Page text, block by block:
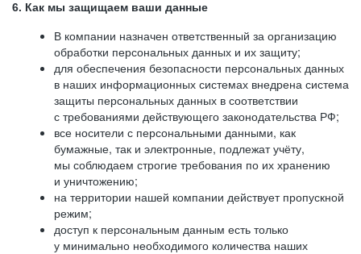
6. Как мы защищаем ваши данные
В компании назначен ответственный за организацию
обработки персональных данных и их защиту;
для обеспечения безопасности персональных данных
в наших информационных системах внедрена система
защиты персональных данных в соответствии
с требованиями действующего законодательства РФ;
все носители с персональными данными, как
бумажные, так и электронные, подлежат учёту,
мы соблюдаем строгие требования по их хранению
и уничтожению;
на территории нашей компании действует пропускной
режим;
доступ к персональным данным есть только
у минимально необходимого количества наших